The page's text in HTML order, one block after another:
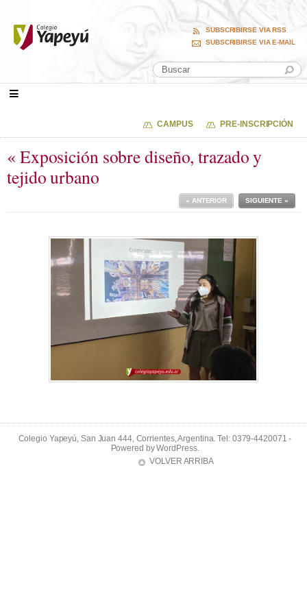
SUBSCRIBIRSE VIA RSS
SUBSCRIBIRSE VIA E-MAIL
CAMPUS PRE-INSCRIPCIÓN
« Exposición sobre diseño, trazado y
tejido urbano
SIGUIENTE »
« ANTERIOR
Colegio Yapeyú, San Juan 444, Corrientes, Argentina. Tel: 0379-4420071 -
Powered byWordPress.
VOLVER ARRIBA